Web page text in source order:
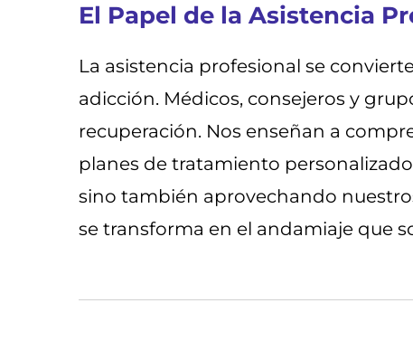
El Papel de la Asistencia
La asistencia profesional se
adicción. Médicos, consejeros y
recuperación. Nos enseñan a
planes de tratamiento
sino también aprovechando
se transforma en el andamiaje que